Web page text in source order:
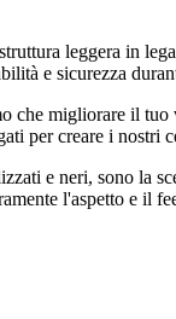
leggera in
e sicurezza
che migliorare il
per creare i nostri
e neri, sono la
l'aspetto e il